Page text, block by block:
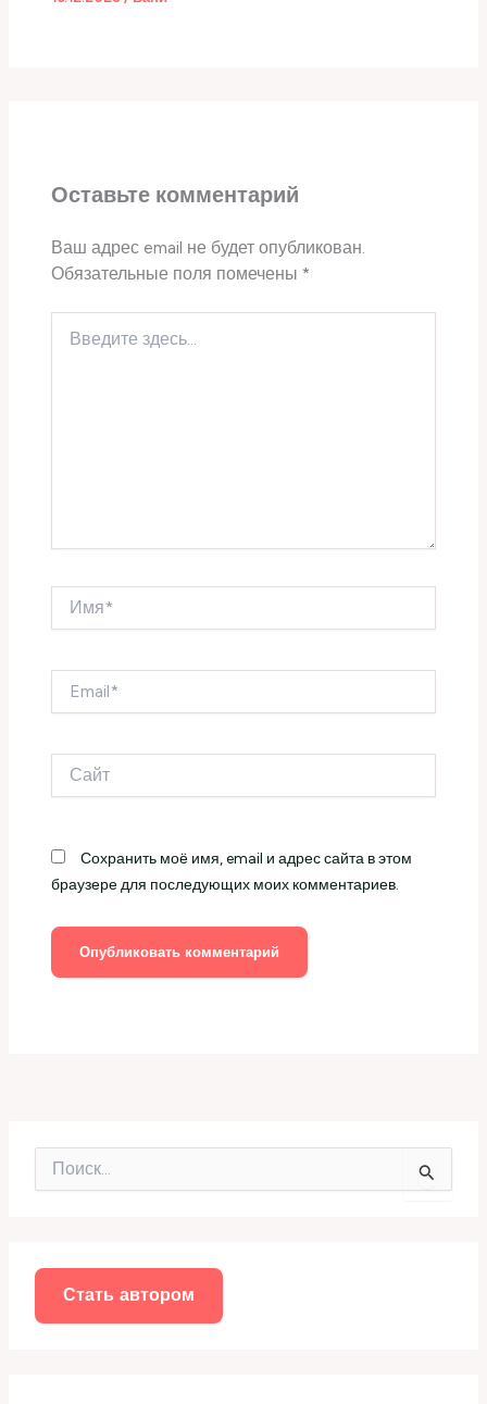
Оставьте комментарий
Ваш адрес email не будет опубликован.
Обязательные поля помечены*
здесь...
Сохранить моё имя, email и адрес сайта в этом
браузере для последующих моих комментариев.
Стать автором